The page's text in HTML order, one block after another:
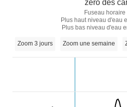
zero des
Fuseau horaire
Plus haut niveau d'eau
Plus bas niveau d'eau
Zoom 3 jours Zoom une semaine